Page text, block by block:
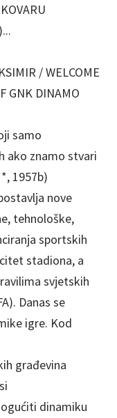
/ WELCOME
GNK DINAMO
samo
ako znamo stvari
1957b)
nove
tehnološke,
sportskih
stadiona, a
svjetskih
Danas se
igre. Kod
građevina
dinamiku